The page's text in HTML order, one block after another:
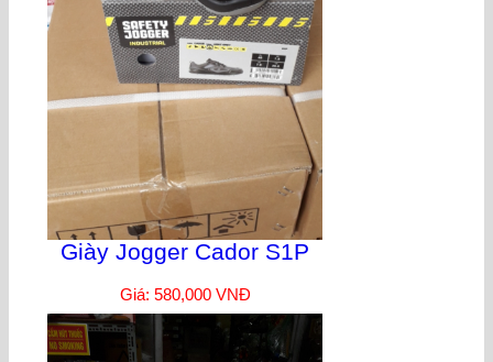
Giày Jogger Cador S1P
Giá: 580,000 VNĐ